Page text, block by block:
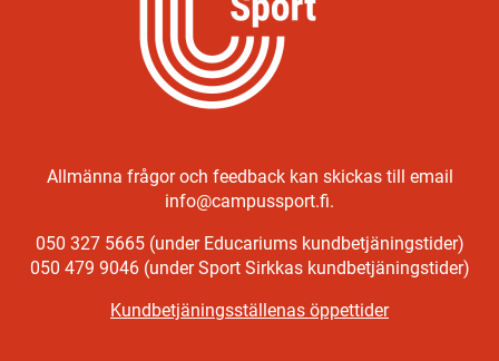
Allmänna frågor och feedback kan skickas till email
info@campussport.fi.
050 327 5665 (under Educariums kundbetjäningstider)
050 479 9046 (under Sport Sirkkas kundbetjäningstider)
Kundbetjäningsställenas öppettider